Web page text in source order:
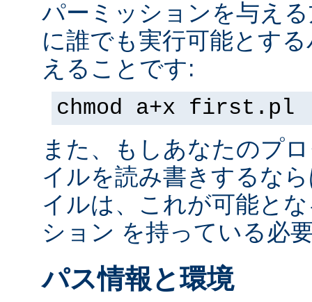
パーミッションを与え
に誰でも実行可能とす
えることです:
chmod a+x first.pl
また、もしあなたのプ
イルを読み書きするな
イルは、これが可能と
ション を持っている必
パス情報と環境